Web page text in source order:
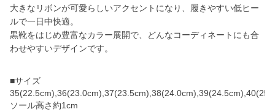
大きなリボンが可愛らしいアクセントになり、履きやすい低ヒー
ルで一日中快適。
黒靴をはじめ豊富なカラー展開で、どんなコーディネートにも合
わせやすいデザインです。
■サイズ
ソール高さ約1cm